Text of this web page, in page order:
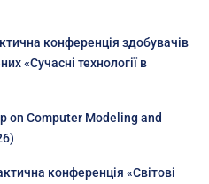
конференція здобувачів
«Сучасні технології в
on Computer Modeling and
конференція «Світові